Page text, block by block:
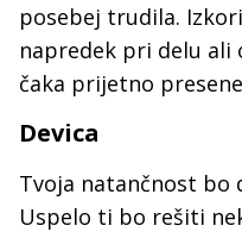
posebej trudila.
napredek pri delu ali
čaka prijetno
Devica
Tvoja natančnost bo
Uspelo ti bo rešiti